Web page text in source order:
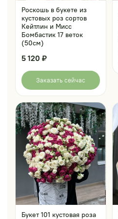
Роскошь в букете из
кустовых роз сортов
Кейтлин и Мисс
Бомбастик 17 веток
(50см)
5 120 ₽
Заказать сейчас
Букет 101 кустовая роза